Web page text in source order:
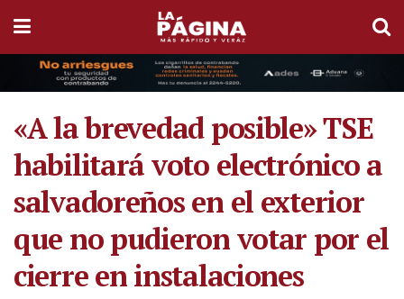
«A la brevedad posible» TSE
habilitará voto electrónico a
salvadoreños en el exterior
que no pudieron votar por el
cierre en instalaciones